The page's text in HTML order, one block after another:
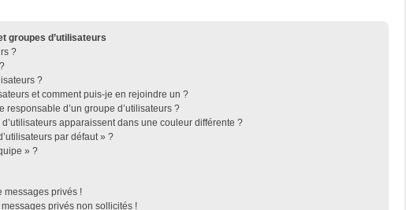
groupes d’utilisateurs
?
?
et comment puis-je en rejoindre un ?
responsable d’un groupe d’utilisateurs ?
apparaissent dans une couleur différente ?
par défaut » ?
» ?
messages privés !
privés non sollicités !